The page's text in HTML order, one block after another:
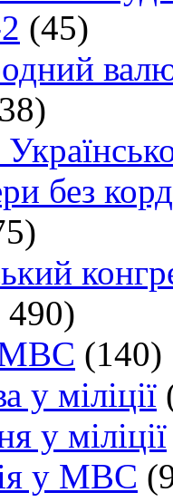
(45)
без
490)
МВС (140)
у міліції
у міліції
у МВС